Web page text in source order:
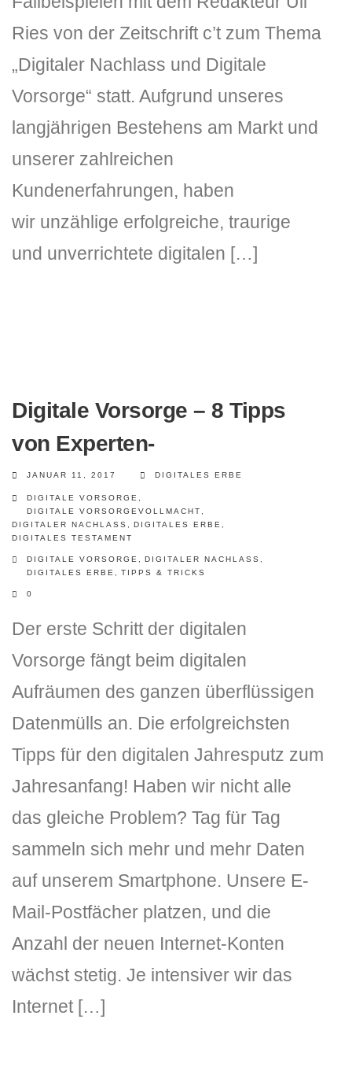
Ries von der Zeitschrift c’t zum Thema
„Digitaler Nachlass und Digitale
Vorsorge“ statt. Aufgrund unseres
langjährigen Bestehens am Markt und
unserer zahlreichen
Kundenerfahrungen, haben
wir unzählige erfolgreiche, traurige
und unverrichtete digitalen […]
Digitale Vorsorge – 8 Tipps
von Experten-
JANUAR 11, 2017 DIGITALES ERBE
DIGITALE VORSORGE
DIGITALE VORSORGEVOLLMACHT
DIGITALER NACHLASS
DIGITALES ERBE
DIGITALES TESTAMENT
DIGITALE VORSORGE DIGITALER NACHLASS
DIGITALES ERBE
TIPPS & TRICKS
0
Der erste Schritt der digitalen
Vorsorge fängt beim digitalen
Aufräumen des ganzen überflüssigen
Datenmülls an. Die erfolgreichsten
Tipps für den digitalen Jahresputz zum
Jahresanfang! Haben wir nicht alle
das gleiche Problem? Tag für Tag
sammeln sich mehr und mehr Daten
auf unserem Smartphone. Unsere E-
Mail-Postfächer platzen, und die
Anzahl der neuen Internet-Konten
wächst stetig. Je intensiver wir das
Internet […]